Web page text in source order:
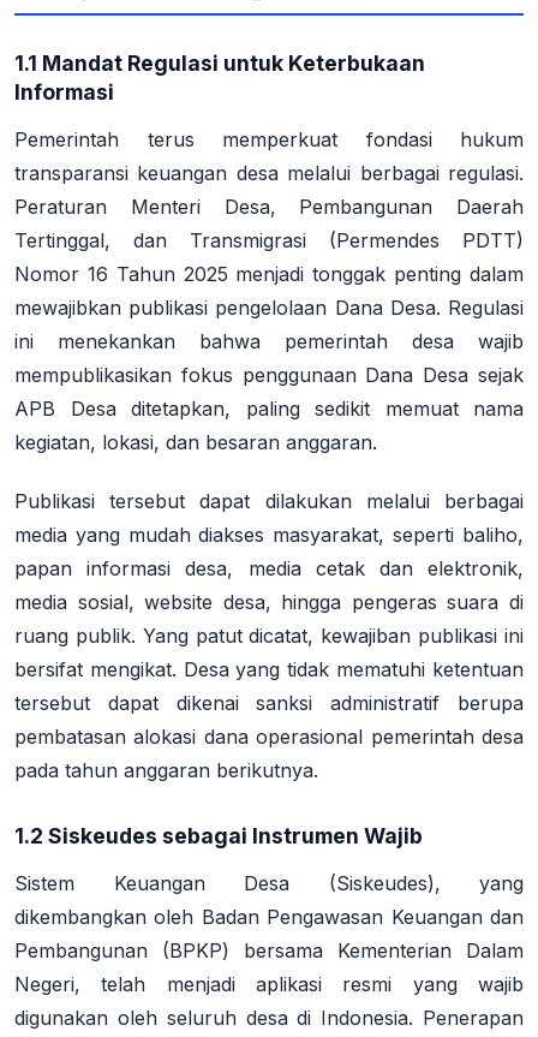
1.1 Mandat Regulasi untuk Keterbukaan
Informasi
Pemerintah terus memperkuat fondasi hukum
transparansi keuangan desa melalui berbagai regulasi.
Peraturan Menteri Desa, Pembangunan Daerah
Tertinggal, dan Transmigrasi (Permendes PDTT)
Nomor 16 Tahun 2025 menjadi tonggak penting dalam
mewajibkan publikasi pengelolaan Dana Desa. Regulasi
ini menekankan bahwa pemerintah desa wajib
mempublikasikan fokus penggunaan Dana Desa sejak
APB Desa ditetapkan, paling sedikit memuat nama
kegiatan, lokasi, dan besaran anggaran.
Publikasi tersebut dapat dilakukan melalui berbagai
media yang mudah diakses masyarakat, seperti baliho,
papan informasi desa, media cetak dan elektronik,
media sosial, website desa, hingga pengeras suara di
ruang publik. Yang patut dicatat, kewajiban publikasi ini
bersifat mengikat. Desa yang tidak mematuhi ketentuan
tersebut dapat dikenai sanksi administratif berupa
pembatasan alokasi dana operasional pemerintah desa
pada tahun anggaran berikutnya.
1.2 Siskeudes sebagai Instrumen Wajib
Sistem Keuangan Desa (Siskeudes), yang
dikembangkan oleh Badan Pengawasan Keuangan dan
Pembangunan (BPKP) bersama Kementerian Dalam
Negeri, telah menjadi aplikasi resmi yang wajib
digunakan oleh seluruh desa di Indonesia. Penerapan